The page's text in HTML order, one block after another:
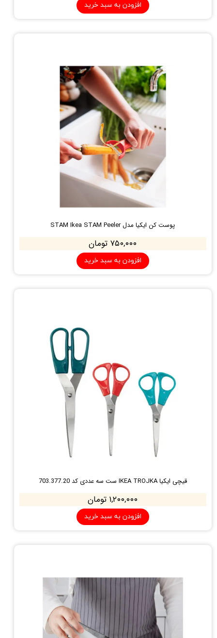
افزودن به سبد خرید
پوست کن ایکیا مدل STAM Ikea STAM Peeler
۷۵۰,۰۰۰ تومان
افزودن به سبد خرید
قیچی ایکیا IKEA TROJKA ست سه عددی کد 703.377.20
۱,۲۰۰,۰۰۰ تومان
افزودن به سبد خرید